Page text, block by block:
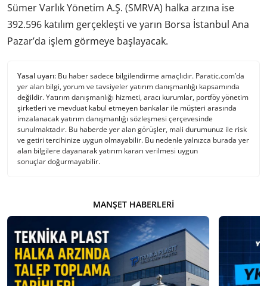
Sümer Varlık Yönetim A.Ş. (SMRVA) halka arzına ise
392.596 katılım gerçekleşti ve yarın Borsa İstanbul Ana
Pazar’da işlem görmeye başlayacak.
Yasal uyarı: Bu haber sadece bilgilendirme amaçlıdır. Paratic.com’da
yer alan bilgi, yorum ve tavsiyeler yatırım danışmanlığı kapsamında
değildir. Yatırım danışmanlığı hizmeti, aracı kurumlar, portföy yönetim
şirketleri ve mevduat kabul etmeyen bankalar ile müşteri arasında
imzalanacak yatırım danışmanlığı sözleşmesi çerçevesinde
sunulmaktadır. Bu haberde yer alan görüşler, mali durumunuz ile risk
ve getiri tercihinize uygun olmayabilir. Bu nedenle yalnızca burada yer
alan bilgilere dayanarak yatırım kararı verilmesi uygun
sonuçlar doğurmayabilir.
MANŞET HABERLERI